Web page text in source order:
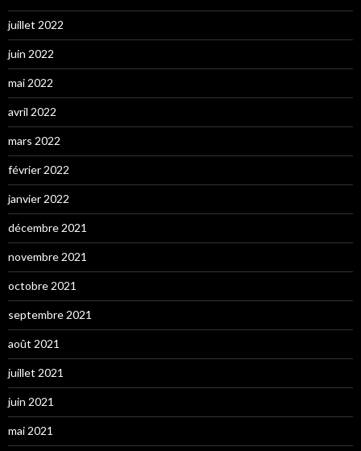
juillet 2022
juin 2022
mai 2022
avril 2022
mars 2022
février 2022
janvier 2022
décembre 2021
novembre 2021
octobre 2021
septembre 2021
août 2021
juillet 2021
juin 2021
mai 2021